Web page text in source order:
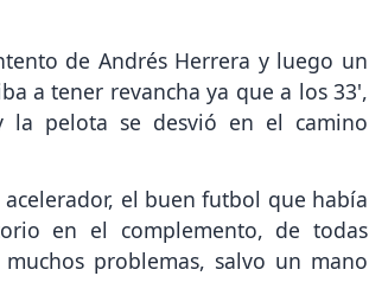
de Andrés Herrera y luego un
a tener revancha ya que a los 33',
la pelota se desvió en el camino
el buen futbol que había
en el complemento, de todas
problemas, salvo un mano